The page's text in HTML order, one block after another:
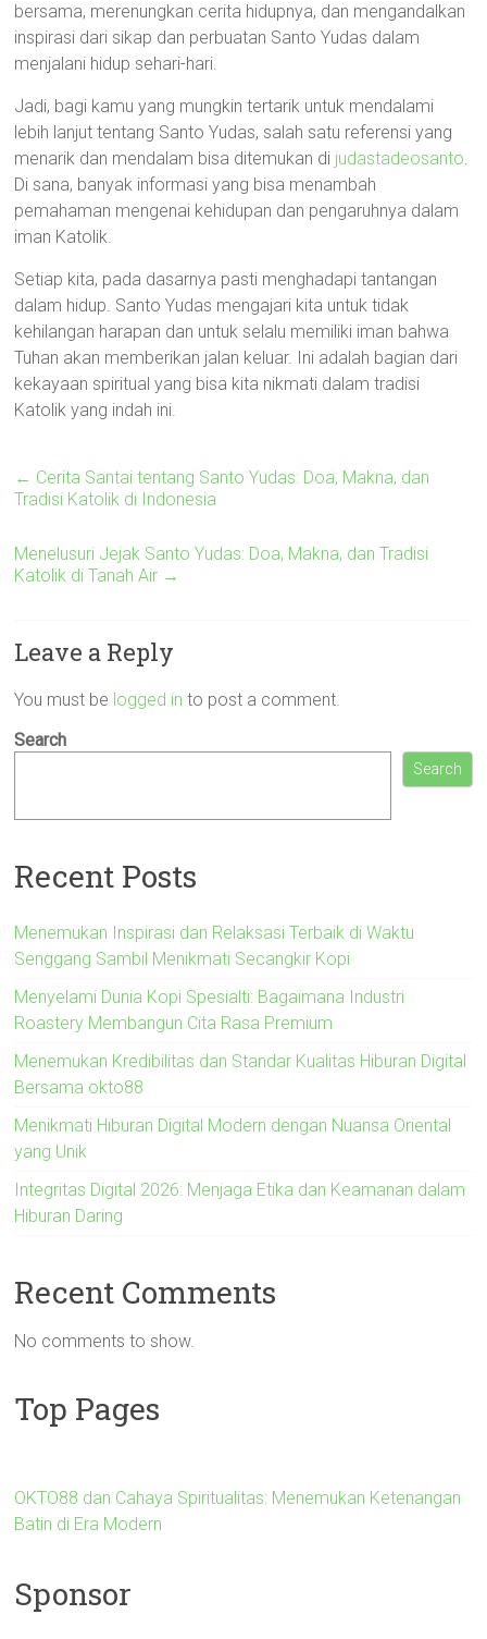
bersama, merenungkan cerita hidupnya, dan mengandalkan
inspirasi dari sikap dan perbuatan Santo Yudas dalam
menjalani hidup sehari-hari.
Jadi, bagi kamu yang mungkin tertarik untuk mendalami
lebih lanjut tentang Santo Yudas, salah satu referensi yang
menarik dan mendalam bisa ditemukan di judastadeosanto.
Di sana, banyak informasi yang bisa menambah
pemahaman mengenai kehidupan dan pengaruhnya dalam
iman Katolik.
Setiap kita, pada dasarnya pasti menghadapi tantangan
dalam hidup. Santo Yudas mengajari kita untuk tidak
kehilangan harapan dan untuk selalu memiliki iman bahwa
Tuhan akan memberikan jalan keluar. Ini adalah bagian dari
kekayaan spiritual yang bisa kita nikmati dalam tradisi
Katolik yang indah ini.
← Cerita Santai tentang Santo Yudas: Doa, Makna, dan
Tradisi Katolik di Indonesia
Menelusuri Jejak Santo Yudas: Doa, Makna, dan Tradisi
Katolik di Tanah Air →
Leave a Reply
You must be logged in to post a comment.
Search
Search
Recent Posts
Menemukan Inspirasi dan Relaksasi Terbaik di Waktu
Senggang Sambil Menikmati Secangkir Kopi
Menyelami Dunia Kopi Spesialti: Bagaimana Industri
Roastery Membangun Cita Rasa Premium
Menemukan Kredibilitas dan Standar Kualitas Hiburan Digital
Bersama okto88
Menikmati Hiburan Digital Modern dengan Nuansa Oriental
yang Unik
Integritas Digital 2026: Menjaga Etika dan Keamanan dalam
Hiburan Daring
Recent Comments
No comments to show.
Top Pages
OKTO88 dan Cahaya Spiritualitas: Menemukan Ketenangan
Batin di Era Modern
Sponsor